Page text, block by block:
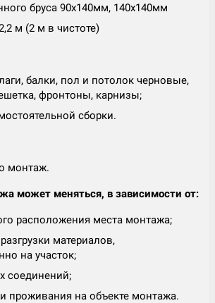
бруса 90х140мм, 140х140мм
м (2 м в чистоте)
балки, пол и потолок черновые,
фронтоны, карнизы;
сборки.
монтаж.
может меняться, в зависимости от:
расположения места монтажа;
материалов,
на участок;
соединений;
проживания на объекте монтажа.